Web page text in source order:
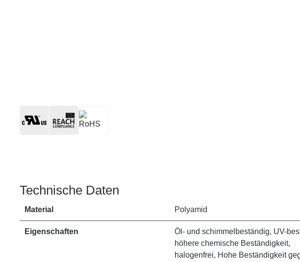
Technische Daten
Material Polyamid
Eigenschaften
Öl- und schimmelbeständig, UV-
höhere chemische Beständigkeit,
halogenfrei, Hohe Beständigkeit